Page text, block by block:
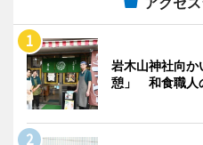
岩木山神社向か
憩」 和食職人